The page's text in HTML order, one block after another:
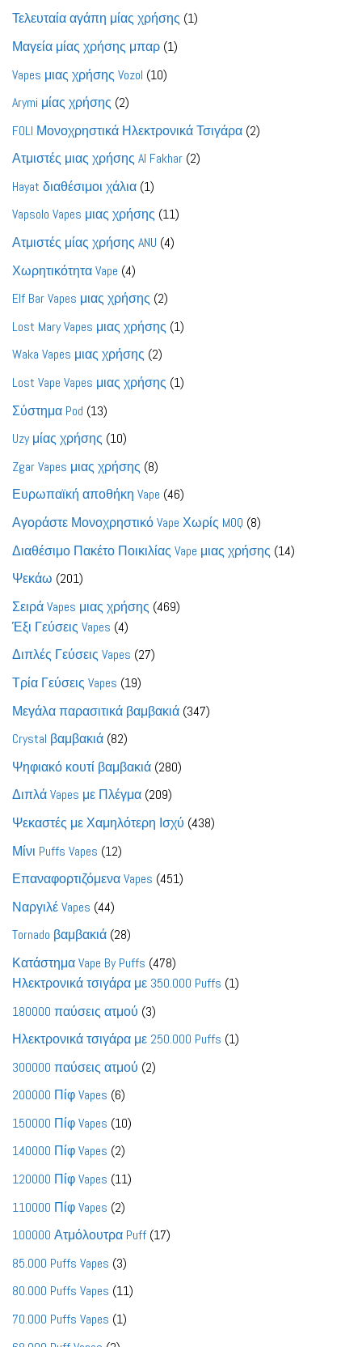
προϊόν
Τελευταία αγάπη μίας χρήσης 11
Μαγεία μίας χρήσης μπαρ 11
Vapes μιας χρήσης Vozol 1010
Arymi μίας χρήσης 22
προϊόντα
FOLI Μονοχρηστικά Ηλεκτρονικά Τσιγάρα 22
Ατμιστές μιας χρήσης Al Fakhar 22
Hayat διαθέσιμοι χάλια 11
προϊόν
Vapsolo Vapes μιας χρήσης 1111
Ατμιστές μίας χρήσης ANU 44
Χωρητικότητα Vape 44
προϊόντα
Elf Bar Vapes μιας χρήσης 22
προϊόντα
Lost Mary Vapes μιας χρήσης 11
Waka Vapes μιας χρήσης 22
προϊόντα
Lost Vape Vapes μιας χρήσης 11
Σύστημα Pod 1313
προϊόντα
Uzy μίας χρήσης 1010
προϊόντα
Zgar Vapes μιας χρήσης 88
προϊόντα
Ευρωπαϊκή αποθήκη Vape 4646
προϊόντα
Αγοράστε Μονοχρηστικό Vape Χωρίς MOQ 88
προϊόντα
Διαθέσιμο Πακέτο Ποικιλίας Vape μιας χρήσης 1414
Ψεκάω 201201
προϊόντα
Σειρά Vapes μιας χρήσης 469469
Έξι Γεύσεις Vapes 44
προϊόντα
Διπλές Γεύσεις Vapes 2727
Τρία Γεύσεις Vapes 1919
προϊόντα
Μεγάλα παρασιτικά βαμβακιά 347347
Crystal βαμβακιά 8282
προϊόντα
Ψηφιακό κουτί βαμβακιά 280280
Διπλά Vapes με Πλέγμα 209209
προϊόντα
Ψεκαστές με Χαμηλότερη Ισχύ 438438
Μίνι Puffs Vapes 1212
προϊόντα
Επαναφορτιζόμενα Vapes 451451
Ναργιλέ Vapes 4444
προϊόντα
Tornado βαμβακιά 2828
προϊόντα
Κατάστημα Vape By Puffs 478478
προϊόντα
Ηλεκτρονικά τσιγάρα με 350.000 Puffs 11
180000 παύσεις ατμού 33
προϊόντα
Ηλεκτρονικά τσιγάρα με 250.000 Puffs 11
300000 παύσεις ατμού 22
200000 Πίφ Vapes 66
προϊόντα
150000 Πίφ Vapes 1010
140000 Πίφ Vapes 22
προϊόντα
120000 Πίφ Vapes 1111
110000 Πίφ Vapes 22
προϊόντα
100000 Ατμόλουτρα Puff 1717
85.000 Puffs Vapes 33
προϊόντα
80.000 Puffs Vapes 1111
70.000 Puffs Vapes 11